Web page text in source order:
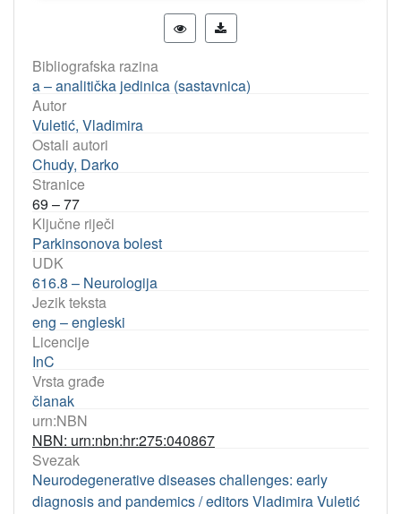
Bibliografska razina
a – analitička jedinica (sastavnica)
Autor
Vuletić, Vladimira
Ostali autori
Chudy, Darko
Stranice
69 – 77
Ključne riječi
Parkinsonova bolest
UDK
616.8 – Neurologija
Jezik teksta
eng – engleski
Licencije
InC
Vrsta građe
članak
urn:NBN
NBN: urn:nbn:hr:275:040867
Svezak
Neurodegenerative diseases challenges: early
diagnosis and pandemics / editors Vladimira Vuletić